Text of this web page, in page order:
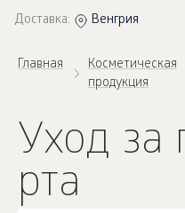
Доставка: Венгрия
Главная
Косметическая
продукция
Уход за
рта